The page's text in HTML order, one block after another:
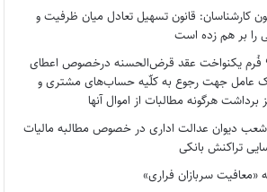
کارشناسان: قانون تسهیل تعادل میان ظرفیت و
را بر هم زده است
ابطال ماده ۹ فُرم یکنواخت عقد قرض‌الحسنه درخصوص اعطای
عامل جهت رجوع به کلّیه حساب‌های مشتری و
هرگونه مطالبات از اموال آنها
دیوان عدالت اداری در خصوص مطالبه مالیات
تراکنش بانکی
«معافیت سربازان فراری»